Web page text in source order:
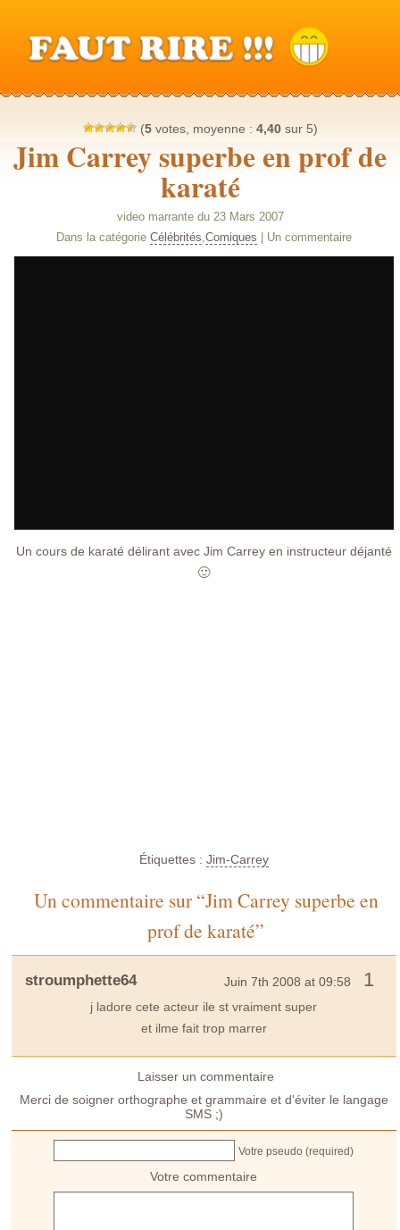
(5votes, moyenne : 4,40sur 5)
Jim Carrey superbe en prof de
karaté
video marrante du 23 Mars 2007
Dans la catégorie Célébrités,Comiques | Un commentaire
Un cours de karaté délirant avec Jim Carrey en instructeur déjanté
🙂
Étiquettes : Jim-Carrey
Un commentaire sur “Jim Carrey superbe en
prof de karaté”
stroumphette64 Juin 7th 2008 at 09:58 1
j ladore cete acteur ile st vraiment super
et ilme fait trop marrer
Laisser un commentaire
Merci de soigner orthographe et grammaire et d'éviter le langage
SMS ;)
Votre pseudo (required)
Votre commentaire